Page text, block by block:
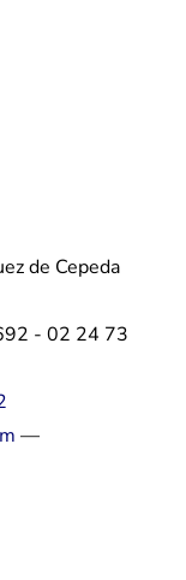
de Cepeda
- 02 24 73
—